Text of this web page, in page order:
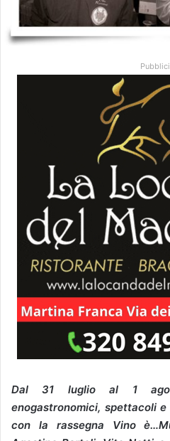
Dal 31 luglio al 1
enogastronomici, spettacoli
con la rassegna Vino